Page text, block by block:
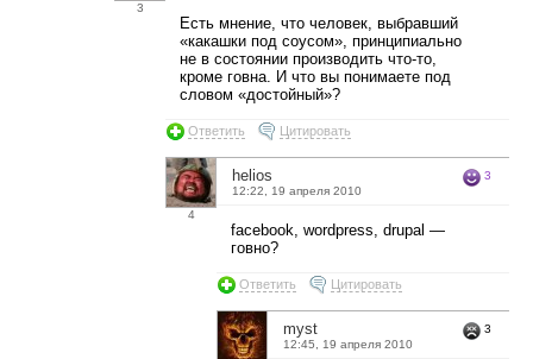
3
Есть мнение, что человек, выбравший
«какашки под соусом», принципиально
не в состоянии производить что-то,
кроме говна. И что вы понимаете под
словом «достойный»?
Ответить Цитировать
4
helios
12:22, 19 апреля 2010
3
facebook, wordpress, drupal —
говно?
Ответить Цитировать
myst
12:45, 19 апреля 2010
3